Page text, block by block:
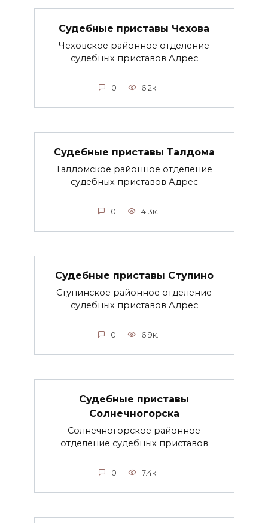
Судебные приставы Чехова
Чеховское районное отделение
судебных приставов Адрес
0 6.2к.
Судебные приставы Талдома
Талдомское районное отделение
судебных приставов Адрес
0 4.3к.
Судебные приставы Ступино
Ступинское районное отделение
судебных приставов Адрес
0 6.9к.
Судебные приставы
Солнечногорска
Солнечногорское районное
отделение судебных приставов
0 7.4к.